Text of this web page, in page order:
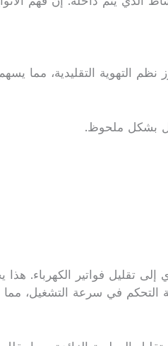
نظم التهوية التقليدية، مما
بشكل ملحوظ.
تقليل فواتير الكهرباء. هذا
التحكم في سرعة التشغيل،